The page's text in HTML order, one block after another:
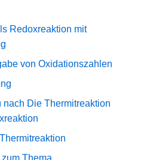
Redoxreaktion mit
von Oxidationszahlen
Die Thermitreaktion
Thema